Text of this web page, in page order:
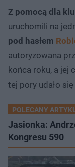
Z pomocą dla
uruchomili na
pod hasłem
autoryzowana
końca roku, a jej
tej pory udało
POLECANY
Jasionka:
Kongresu 590